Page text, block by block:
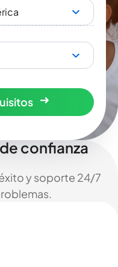
confianza
y soporte 24/7